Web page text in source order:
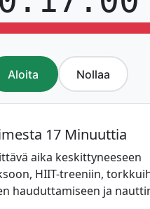
Aloita Nollaa
17 Minuuttia
aika keskittyneeseen
HIIT-treeniin,
hauduttamiseen ja